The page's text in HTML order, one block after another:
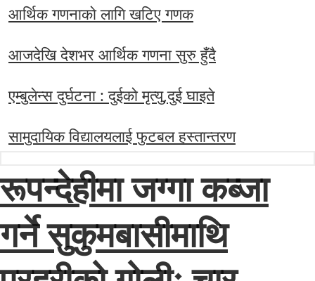
आर्थिक गणनाकाे लागि खटिए गणक
आजदेखि देशभर आर्थिक गणना सुरु हुँदै
एम्बुलेन्स दुर्घटना : दुईको मृत्यु,दुई घाइते
सामुदायिक विद्यालयलाई फुटबल हस्तान्तरण
रूपन्देहीमा जग्गा कब्जा
गर्ने सुकुमबासीमाथि